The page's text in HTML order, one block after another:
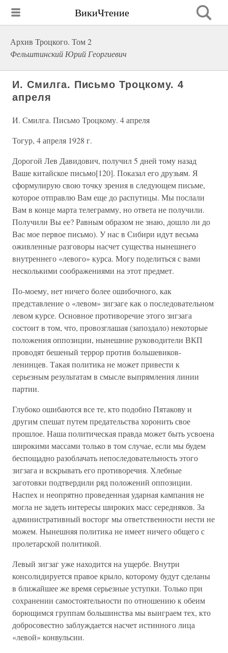
ВикиЧтение
Архив Троцкого. Том 2
Фельштинский Юрий Георгиевич
И. Смилга. Письмо Троцкому. 4
апреля
И. Смилга. Письмо Троцкому. 4 апреля
Тогур, 4 апреля 1928 г.
Дорогой Лев Давидович, получил 5 дней тому назад
Ваше китайское письмо[120]. Показал его друзьям. Я
сформулирую свою точку зрения в следующем письме,
которое отправлю Вам еще до распутицы. Мы послали
Вам в конце марта телеграмму, но ответа не получили.
Получили Вы ее? Равным образом не знаю, дошло ли до
Вас мое первое письмо). У нас в Сибири идут весьма
оживленные разговоры насчет существа нынешнего
внутреннего «левого» курса. Могу поделиться с вами
несколькими соображениями на этот предмет.
По-моему, нет ничего более ошибочного, как
представление о «левом» зигзаге как о последовательном
левом курсе. Основное противоречие этого зигзага
состоит в том, что, провозглашая (запоздало) некоторые
положения оппозиции, нынешние руководители ВКП
проводят бешеный террор против большевиков-
ленинцев. Такая политика не может привести к
серьезным результатам в смысле выпрямления линии
партии.
Глубоко ошибаются все те, кто подобно Пятакову и
другим спешат путем предательства хоронить свое
прошлое. Наша политическая правда может быть усвоена
широкими массами только в том случае, если мы будем
беспощадно разоблачать непоследовательность этого
зигзага и вскрывать его противоречия. Хлебные
заготовки подтвердили ряд положений оппозиции.
Наспех и неопрятно проведенная ударная кампания не
могла не задеть интересы широких масс середняков. За
административный восторг мы ответственности нести не
можем. Нынешняя политика не имеет ничего общего с
пролетарской политикой.
Левый зигзаг уже находится на ущербе. Внутри
консолидируется правое крыло, которому будут сделаны
в ближайшее же время серьезные уступки. Только при
сохранении самостоятельности по отношению к обеим
борющимся группам большинства мы выиграем тех, кто
добросовестно заблуждается насчет истинного лица
«левой» конвульсии.